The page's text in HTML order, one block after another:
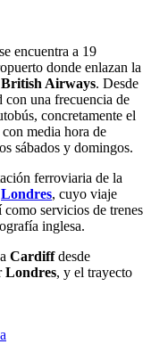
encuentra a 19
donde enlazan la
British Airways. Desde
con una frecuencia de
concretamente el
media hora de
sábados y domingos.
ferroviaria de la
Londres, cuyo viaje
servicios de trenes
inglesa.
Cardiffdesde
Londres, y el trayecto